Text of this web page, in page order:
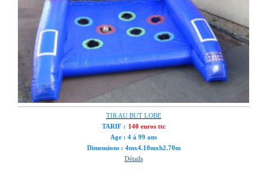
TIR AU BUT LOBE
TARIF : 140 euros ttc
Age : 4 à 99 ans
Dimensions : 4mx4.10mxh2.70m
Détails